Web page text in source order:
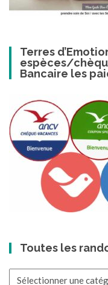
Terres
espèces/
Bancaire les
Toutes les